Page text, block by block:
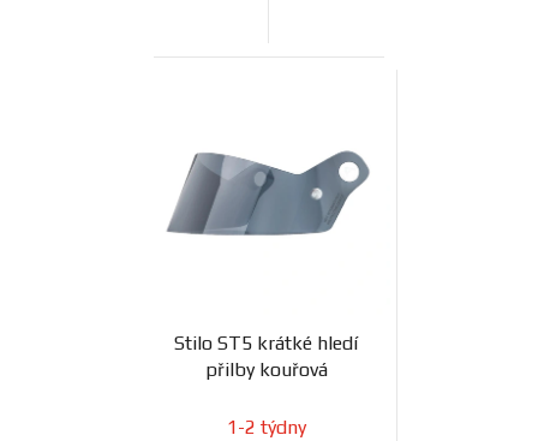
Stilo ST5 krátké hledí
přilby kouřová
1-2 týdny